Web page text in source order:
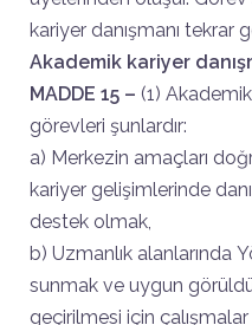
kariyer danışmanı tekrar
Akademik kariyer
MADDE 15 – (1)
görevleri şunlardır:
a) Merkezin amaçları
kariyer gelişimlerinde
destek olmak,
b) Uzmanlık alanlarında
sunmak ve uygun
geçirilmesi için